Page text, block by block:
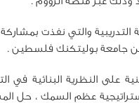
والتي نفذت بمشاركة
من جامعة بوليتكنك فلسطين .
على النظرية البنائية في
استراتيجية عظم السمك ، حل